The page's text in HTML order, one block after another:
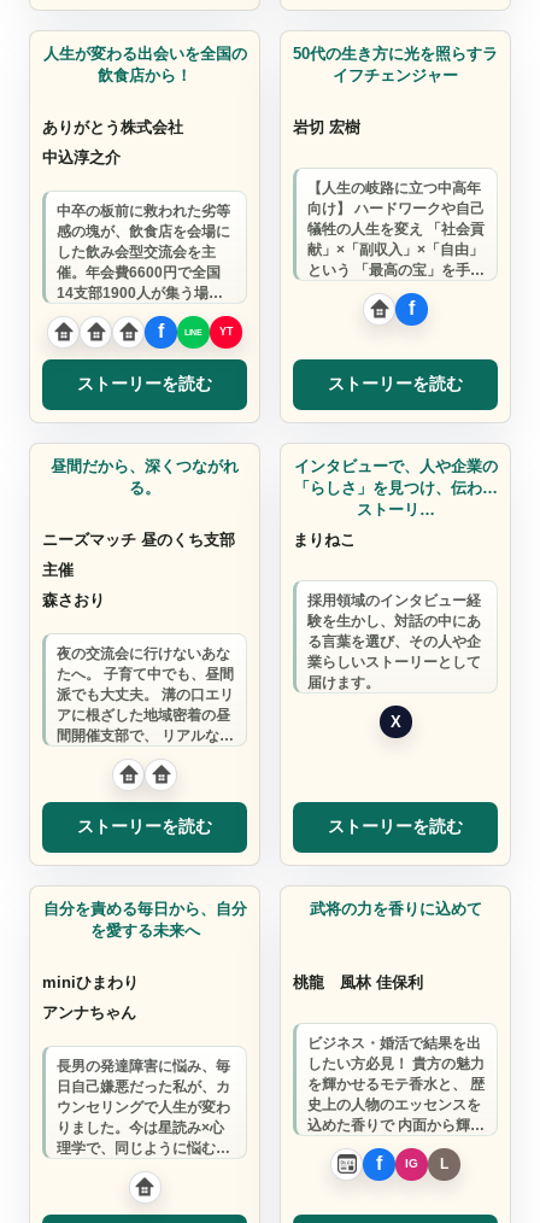
飲食店
人生が変わる出会いを全国の
飲食店から！
ありがとう株式会社
中込淳之介
中卒の板前に救われた劣等
感の塊が、飲食店を会場に
した飲み会型交流会を主
催。年会費6600円で全国
14支部1900人が集う場を
作り、飲食店と経営者を同
時に応援中。
ストーリーを読む
コーチ
50代の生き方に光を照らすラ
イフチェンジャー
岩切 宏樹
【人生の岐路に立つ中高年
向け】 ハードワークや自己
犠牲の人生を変え 「社会貢
献」×「副収入」×「自由」
という 「最高の宝」を手に
入れよう！ さぁ、新たな冒
ストーリーを読む
ウェブ制作
昼間だから、深くつながれ
る。
ニーズマッチ 昼のくち支部
主催
森さおり
夜の交流会に行けないあな
たへ。 子育て中でも、昼間
派でも大丈夫。 溝の口エリ
アに根ざした地域密着の昼
間開催支部で、 リアルな出
会いからビジネスを広げま
ストーリーを読む
AIインタビューライター
インタビューで、人や企業の
「らしさ」を見つけ、伝わる
ストーリ…
まりねこ
採用領域のインタビュー経
験を生かし、対話の中にあ
る言葉を選び、その人や企
業らしいストーリーとして
届けます。
ストーリーを読む
自分を責める毎日から、自分
を愛する未来へ
miniひまわり
アンナちゃん
長男の発達障害に悩み、毎
日自己嫌悪だった私が、カ
ウンセリングで人生が変わ
りました。今は星読み×心
理学で、同じように悩むマ
マの心の根っこを育ててい
ます。一緒に、あ…
雑貨店
武将の力を香りに込めて
桃龍 風林 佳保利
ビジネス・婚活で結果を出
したい方必見！ 貴方の魅力
を輝かせるモテ香水と、 歴
史上の人物のエッセンスを
込めた香りで 内面から輝く
理想の自分になりません